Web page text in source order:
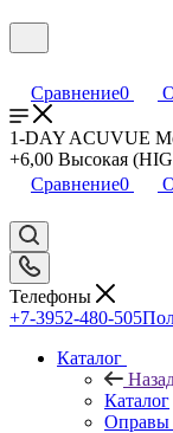
Сравнение0
1-DAY ACUVUE
+6,00 Высокая
Сравнение0
Телефоны
+7-3952-480-505
Каталог
Каталог
Оправы